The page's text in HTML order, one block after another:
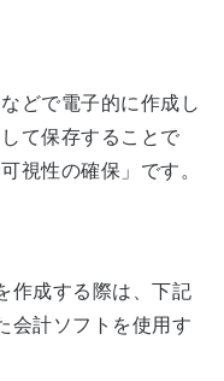
どで電子的に作成し
て保存することで
視性の確保」です。
作成する際は、下記
会計ソフトを使用す